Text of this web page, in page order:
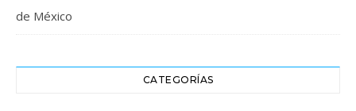
de México
CATEGORÍAS